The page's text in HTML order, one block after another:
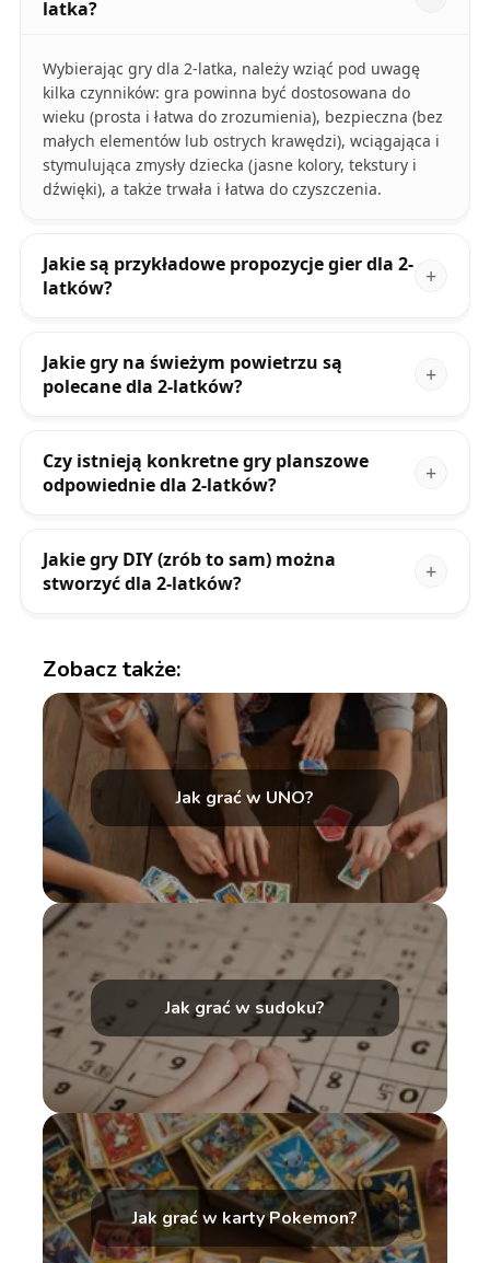
latka?
Wybierając gry dla 2-latka, należy wziąć pod uwagę
kilka czynników: gra powinna być dostosowana do
wieku (prosta i łatwa do zrozumienia), bezpieczna (bez
małych elementów lub ostrych krawędzi), wciągająca i
stymulująca zmysły dziecka (jasne kolory, tekstury i
dźwięki), a także trwała i łatwa do czyszczenia.
Jakie są przykładowe propozycje gier dla 2-
latków?
Jakie gry na świeżym powietrzu są
polecane dla 2-latków?
Czy istnieją konkretne gry planszowe
odpowiednie dla 2-latków?
Jakie gry DIY (zrób to sam) można
stworzyć dla 2-latków?
Zobacz także:
Jak grać w UNO?
Jak grać w sudoku?
Jak grać w karty Pokemon?